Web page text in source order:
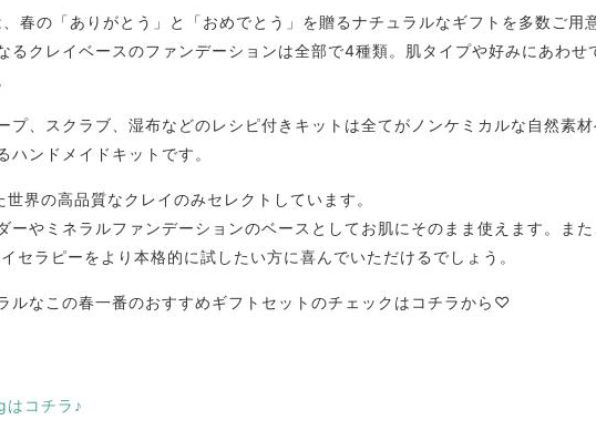
の「ありがとう」と「おめでとう」を贈るナチュラルなギフトを多数ご用
クレイベースのファンデーションは全部で4種類。肌タイプや好みにあわせ
、スクラブ、湿布などのレシピ付きキットは全てがノンケミカルな自然素
ハンドメイドキットです。
界の高品質なクレイのみセレクトしています。
やミネラルファンデーションのベースとしてお肌にそのまま使えます。ま
セラピーをより本格的に試したい方に喜んでいただけるでしょう。
ルなこの春一番のおすすめギフトセットのチェックはコチラから♡
コチラ♪